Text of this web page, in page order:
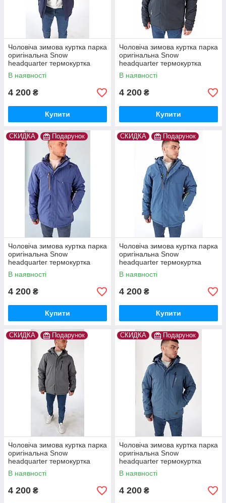
Чоловіча зимова куртка парка
оригінальна Snow
headquarter термокуртка
гірськолижна тепла на зиму
В наявності
4 200 ₴
Купити
Чоловіча зимова куртка парка
оригінальна Snow
headquarter термокуртка
гірськолижна тепла на зиму
В наявності
4 200 ₴
Купити
СКИДКА Подарунок
Чоловіча зимова куртка парка
оригінальна Snow
headquarter термокуртка
гірськолижна тепла на зиму
В наявності
4 200 ₴
Купити
СКИДКА Подарунок
Чоловіча зимова куртка парка
оригінальна Snow
headquarter термокуртка
гірськолижна тепла на зиму
В наявності
4 200 ₴
Купити
СКИДКА Подарунок
Чоловіча зимова куртка парка
оригінальна Snow
headquarter термокуртка
гірськолижна тепла на зиму
В наявності
4 200 ₴
СКИДКА Подарунок
Чоловіча зимова куртка парка
оригінальна Snow
headquarter термокуртка
гірськолижна тепла на зиму
В наявності
4 200 ₴